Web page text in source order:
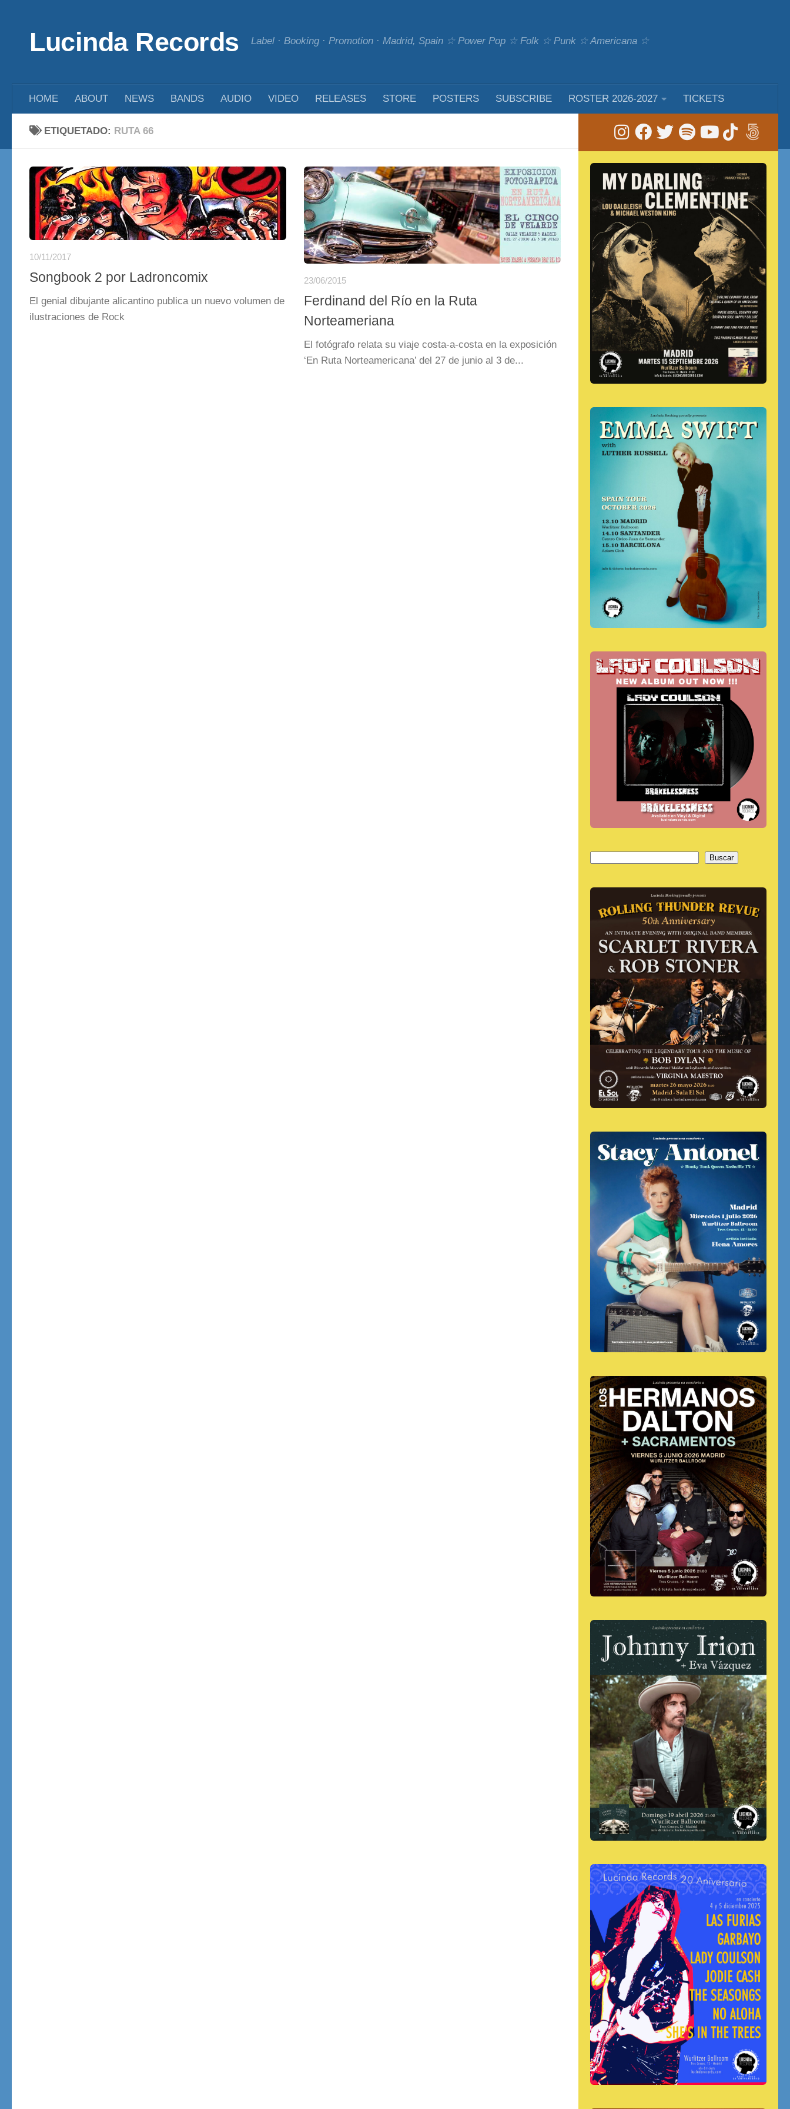
Lucinda Records Label · Booking · Promotion · Madrid, Spain ☆ Power Pop ☆ Folk ☆ Punk ☆ Americana ☆
HOME ABOUT NEWS BANDS AUDIO VIDEO RELEASES STORE POSTERS SUBSCRIBE ROSTER 2026-2027 TICKETS
ETIQUETADO: RUTA 66
10/11/2017
Songbook 2 por Ladroncomix
El genial dibujante alicantino publica un nuevo volumen de
ilustraciones de Rock
23/06/2015
Ferdinand del Río en la Ruta
Norteameriana
El fotógrafo relata su viaje costa-a-costa en la exposición
‘En Ruta Norteamericana’ del 27 de junio al 3 de...
Buscar